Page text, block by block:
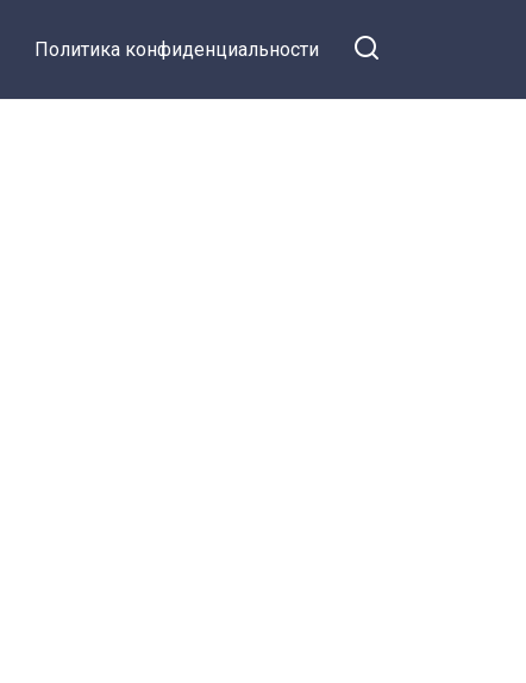
Политика конфиденциальности